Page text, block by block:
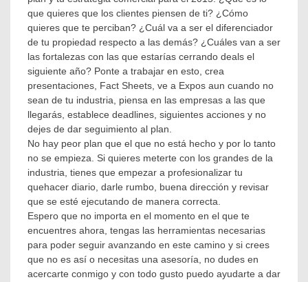
que quieres que los clientes piensen de ti? ¿Cómo
quieres que te perciban? ¿Cuál va a ser el diferenciador
de tu propiedad respecto a las demás? ¿Cuáles van a ser
las fortalezas con las que estarías cerrando deals el
siguiente año? Ponte a trabajar en esto, crea
presentaciones, Fact Sheets, ve a Expos aun cuando no
sean de tu industria, piensa en las empresas a las que
llegarás, establece deadlines, siguientes acciones y no
dejes de dar seguimiento al plan.
No hay peor plan que el que no está hecho y por lo tanto
no se empieza. Si quieres meterte con los grandes de la
industria, tienes que empezar a profesionalizar tu
quehacer diario, darle rumbo, buena dirección y revisar
que se esté ejecutando de manera correcta.
Espero que no importa en el momento en el que te
encuentres ahora, tengas las herramientas necesarias
para poder seguir avanzando en este camino y si crees
que no es así o necesitas una asesoría, no dudes en
acercarte conmigo y con todo gusto puedo ayudarte a dar